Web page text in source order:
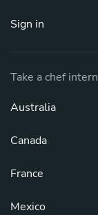
Sign in
Take a chef
Australia
Canada
France
Mexico